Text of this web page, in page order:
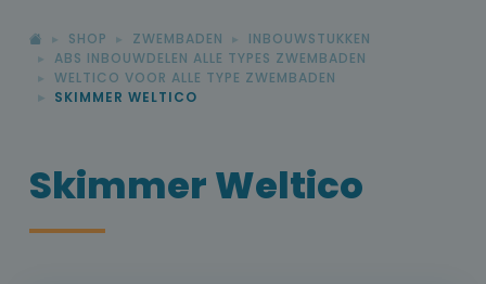
SHOP ZWEMBADEN
INBOUWSTUKKEN
ABS INBOUWDELEN ALLE TYPES ZWEMBADEN
WELTICO VOOR ALLE TYPE ZWEMBADEN
SKIMMER WELTICO
Skimmer Weltico